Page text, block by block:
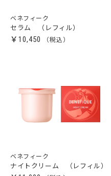
ベネフィーク
セラム （レフィル）
￥10,450
ベネフィーク
ナイトクリーム （レフィル）